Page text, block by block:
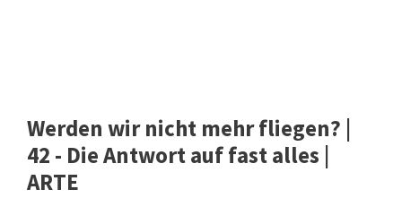
Werden wir nicht mehr fliegen? |
42 - Die Antwort auf fast alles |
ARTE